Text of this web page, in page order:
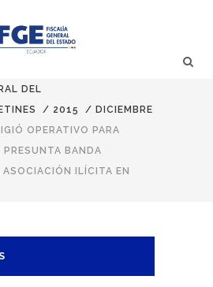
DEL
/ 2015 / DICIEMBRE
OPERATIVO PARA
PRESUNTA BANDA
ASOCIACIÓN ILÍCITA EN